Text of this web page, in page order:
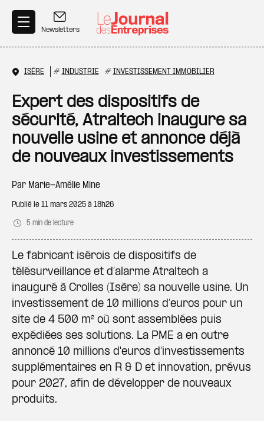
Newsletters
ISÈRE # INDUSTRIE # INVESTISSEMENT IMMOBILIER
Expert des dispositifs de
sécurité, Atraltech inaugure sa
nouvelle usine et annonce déjà
de nouveaux investissements
Par Marie-Amélie Mine
Publié le 11 mars 2025 à 18h26
5 min de lecture
Le fabricant isérois de dispositifs de
télésurveillance et d’alarme Atraltech a
inauguré à Crolles (Isère) sa nouvelle usine. Un
investissement de 10 millions d’euros pour un
site de 4 500 m² où sont assemblées puis
expédiées ses solutions. La PME a en outre
annoncé 10 millions d'euros d'investissements
supplémentaires en R & D et innovation, prévus
pour 2027, afin de développer de nouveaux
produits.